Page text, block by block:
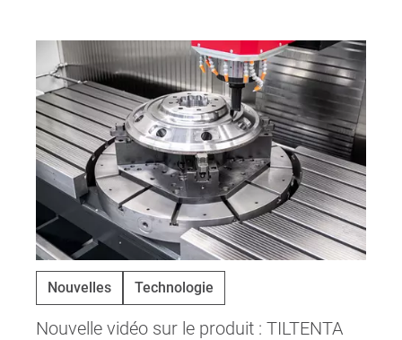
Nouvelles Technologie
Nouvelle vidéo sur le produit : TILTENTA